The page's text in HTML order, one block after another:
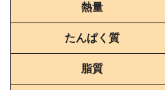
熱量
たんぱく質
脂質